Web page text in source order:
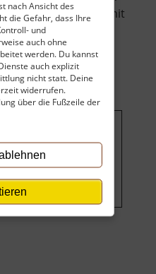
nach Ansicht des
die Gefahr, dass Ihre
und
auch ohne
werden. Du kannst
auch explizit
nicht statt. Deine
widerrufen.
über die Fußzeile der
und wartet mit
auf. .. »
zu finanzieren,
eingeblendet.
ändern.